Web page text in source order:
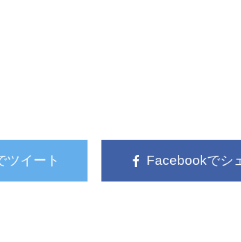
ツイート Facebookでシ